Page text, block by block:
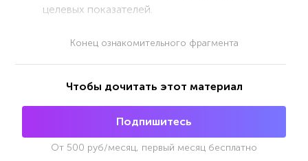
целевых показателей.
Конец ознакомительного фрагмента
Чтобы дочитать этот материал
Подпишитесь
От 500 руб/месяц, первый месяц бесплатно